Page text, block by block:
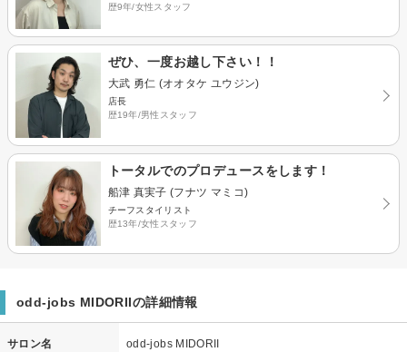
歴9年/女性スタッフ
ぜひ、一度お越し下さい！！
大武 勇仁 (オオタケ ユウジン)
店長
歴19年/男性スタッフ
トータルでのプロデュースをします！
船津 真実子 (フナツ マミコ)
チーフスタイリスト
歴13年/女性スタッフ
odd-jobs MIDORIIの詳細情報
サロン名
odd-jobs MIDORII